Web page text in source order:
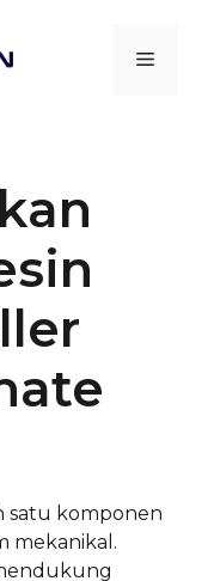
Menu
satu komponen
mekanikal.